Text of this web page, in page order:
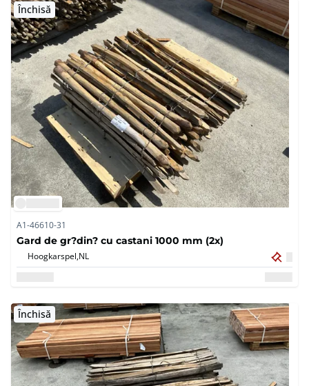
Închisă
A1-46610-31
Gard de gr?din? cu castani 1000 mm (2x)
Hoogkarspel,NL
Închisă